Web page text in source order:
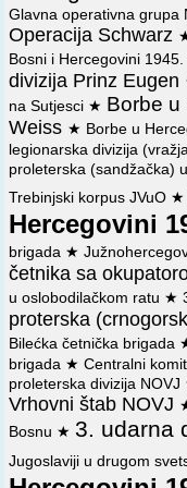
⚔️ 0. 11. 1942.
NOV i PO Hrvatske.
crnogorske i 10.
jedinica.
⚔️ 9. 11. 1942.
Josipa Broza Tita
sastava: 5.
NOU brigada.
12. 11. 1942.
Zirojević- i Duvanjski
rasformiranog 3.
Hrvatske ušli u sastav
njen 5. bataljon.
⚔️ 5. 12. 1942. Po
POJ formiran Štab
koji je objedinjavao
crnogorske i 10.
3. krajiškog NOP
Jajce-Mrkonjić-Grad.
⚔️ 26. 12. 1942. Prva
brigada 3. udarne
i PO Jugoslavije o
Zepča
📜 Izvještaj Štaba
god. Vrhovnom štabu
Pete crnogorske
od strane jedinica
📜 Izvještaj Štaba
god. Vrhovnom štabu
Desete hercegovačke
padinama Ljubine
📜 Naređenje štaba
god. štabovima Pete
brigade za napad na
📜 Naređenje
Tita od 4 marta 1943
brigade da pojača
Naređenje
Tita od 4. ožujka
brigade da pojača
Glavna operativna grupa
Operacija Schwarz
Bosni i Hercegovini 1945.
divizija Prinz Eugen
na Sutjesci ★ Borbe u
Weiss ★ Borbe u
legionarska divizija
proleterska (sandžačka)
Trebinjski korpus JVuO ★
Hercegovini
brigada ★
četnika sa
u oslobodilačkom ratu ★
proterska
Bilećka četnička brigada
brigada ★Centralni
proleterska divizija NOVJ
Vrhovni štab NOVJ
Bosnu ★3. udarna
Jugoslaviji u drugom